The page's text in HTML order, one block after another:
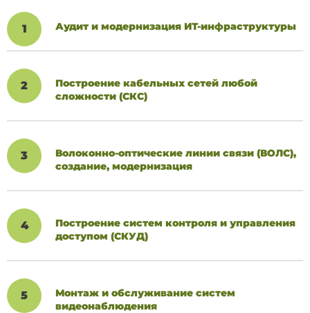
1 Аудит и модернизация ИТ-инфраструктуры
2
Построение кабельных сетей любой
сложности (СКС)
3
Волоконно-оптические линии связи (ВОЛС),
создание, модернизация
4
Построение систем контроля и управления
доступом (СКУД)
5
Монтаж и обслуживание систем
видеонаблюдения